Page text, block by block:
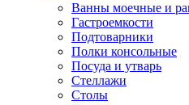
Ванны моечные и
Гастроемкости
Подтоварники
Полки консольные
Посуда и утварь
Стеллажи
Столы